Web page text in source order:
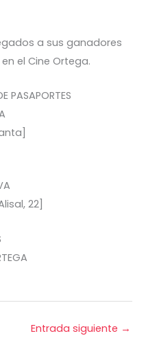
a sus ganadores
el Cine Ortega.
PASAPORTES
22]
Entrada siguiente →